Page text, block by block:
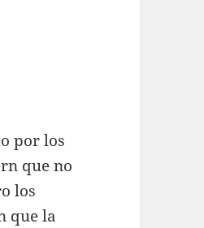
por los
que no
los
que la